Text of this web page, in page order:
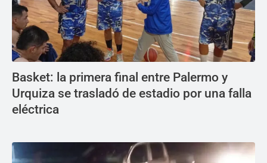
Basket: la primera final entre Palermo y
Urquiza se trasladó de estadio por una falla
eléctrica